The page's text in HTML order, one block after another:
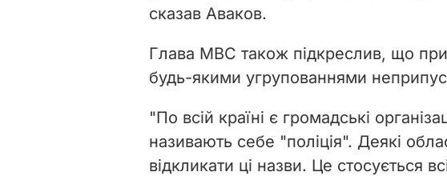
o
сказав Аваков.
Глава МВС також підкреслив, що
будь-якими угрупованнями
"По всій країні є громадські
називають себе "поліція". Деякі
відкликати ці назви. Це стосується